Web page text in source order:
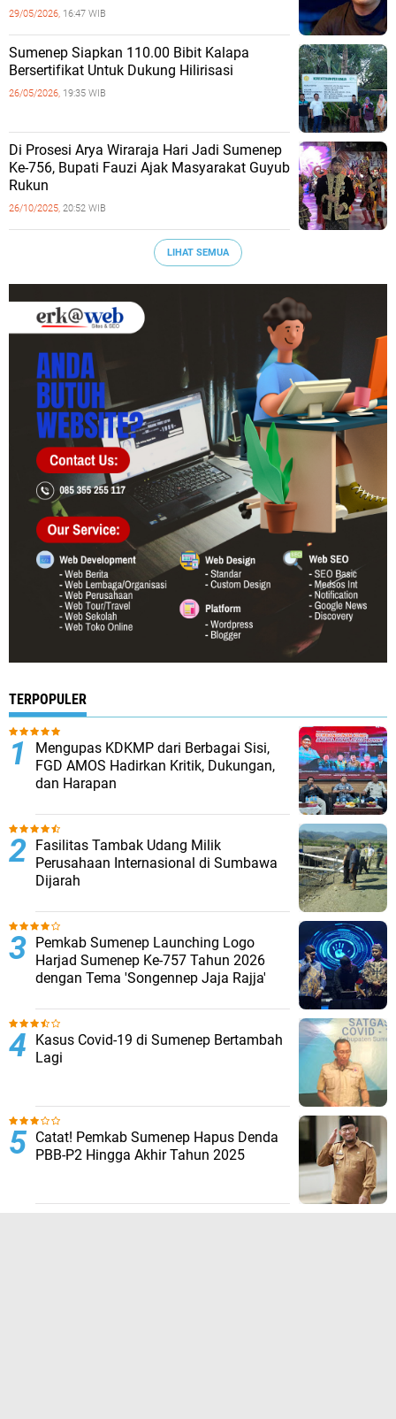
29/05/2026, 16:47 WIB
Sumenep Siapkan 110.00 Bibit Kalapa
Bersertifikat Untuk Dukung Hilirisasi
26/05/2026, 19:35 WIB
Di Prosesi Arya Wiraraja Hari Jadi Sumenep
Ke-756, Bupati Fauzi Ajak Masyarakat Guyub
Rukun
26/10/2025, 20:52 WIB
LIHAT SEMUA
TERPOPULER
Mengupas KDKMP dari Berbagai Sisi,
FGD AMOS Hadirkan Kritik, Dukungan,
dan Harapan
Fasilitas Tambak Udang Milik
Perusahaan Internasional di Sumbawa
Dijarah
Pemkab Sumenep Launching Logo
Harjad Sumenep Ke-757 Tahun 2026
dengan Tema 'Songennep Jaja Rajja'
Kasus Covid-19 di Sumenep Bertambah
Lagi
Catat! Pemkab Sumenep Hapus Denda
PBB-P2 Hingga Akhir Tahun 2025